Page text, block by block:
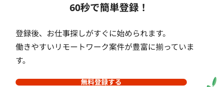
60秒で簡単登録！
登録後、お仕事探しがすぐに始められます。
働きやすいリモートワーク案件が豊富に揃っていま
す。
無料登録する